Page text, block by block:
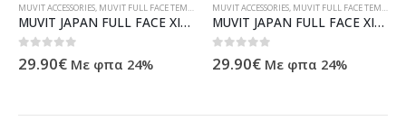
MUVIT ACCESSORIES MUVIT FULL FACE TEMPERED GLASS
MUVIT JAPAN FULL FACE XIAOMI Mi MAX 2 black tempered glass
0out of 5
29.90€ Με φπα 24%
MUVIT ACCESSORIES MUVIT FULL FACE TEMPERED GLASS
MUVIT JAPAN FULL FACE XIAOMI REDMI 5 black tempered glass
0out of 5
29.90€ Με φπα 24%